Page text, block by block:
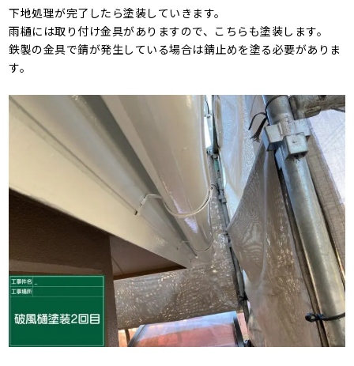
下地処理が完了したら塗装していきます。
雨樋には取り付け金具がありますので、こちらも塗装します。
鉄製の金具で錆が発生している場合は錆止めを塗る必要がありま
す。